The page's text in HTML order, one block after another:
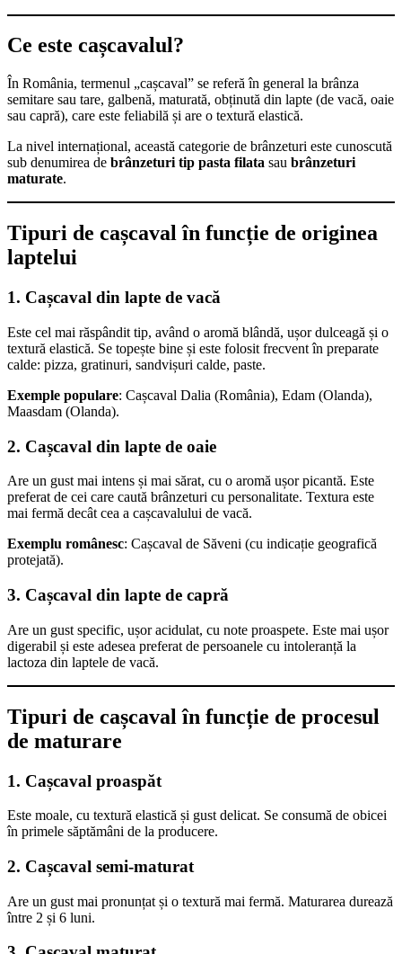
Ce este cașcavalul?
În România, termenul „cașcaval” se referă în general la brânza
semitare sau tare, galbenă, maturată, obținută din lapte (de vacă, oaie
sau capră), care este feliabilă și are o textură elastică.
La nivel internațional, această categorie de brânzeturi este cunoscută
sub denumirea de brânzeturi tip pasta filata sau brânzeturi
maturate.
Tipuri de cașcaval în funcție de originea
laptelui
1. Cașcaval din lapte de vacă
Este cel mai răspândit tip, având o aromă blândă, ușor dulceagă și o
textură elastică. Se topește bine și este folosit frecvent în preparate
calde: pizza, gratinuri, sandvișuri calde, paste.
Exemple populare: Cașcaval Dalia (România), Edam (Olanda),
Maasdam (Olanda).
2. Cașcaval din lapte de oaie
Are un gust mai intens și mai sărat, cu o aromă ușor picantă. Este
preferat de cei care caută brânzeturi cu personalitate. Textura este
mai fermă decât cea a cașcavalului de vacă.
Exemplu românesc: Cașcaval de Săveni (cu indicație geografică
protejată).
3. Cașcaval din lapte de capră
Are un gust specific, ușor acidulat, cu note proaspete. Este mai ușor
digerabil și este adesea preferat de persoanele cu intoleranță la
lactoza din laptele de vacă.
Tipuri de cașcaval în funcție de procesul
de maturare
1. Cașcaval proaspăt
Este moale, cu textură elastică și gust delicat. Se consumă de obicei
în primele săptămâni de la producere.
2. Cașcaval semi-maturat
Are un gust mai pronunțat și o textură mai fermă. Maturarea durează
între 2 și 6 luni.